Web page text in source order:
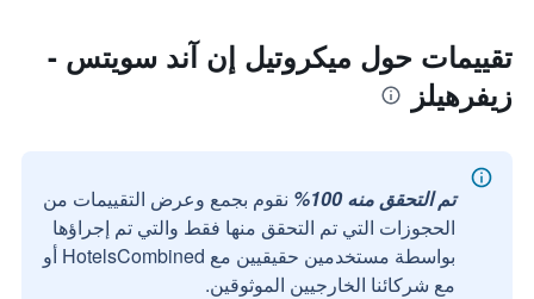
تقييمات حول ميكروتيل إن آند سويتس -
زيفرهيلز
تم التحقق منه 100%
نقوم بجمع وعرض التقييمات من
الحجوزات التي تم التحقق منها فقط والتي تم إجراؤها
بواسطة مستخدمين حقيقيين مع HotelsCombined أو
مع شركائنا الخارجيين الموثوقين.